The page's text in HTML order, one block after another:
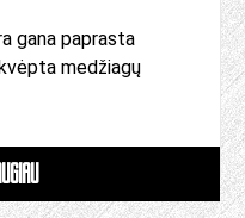
gana paprasta
medžiagų